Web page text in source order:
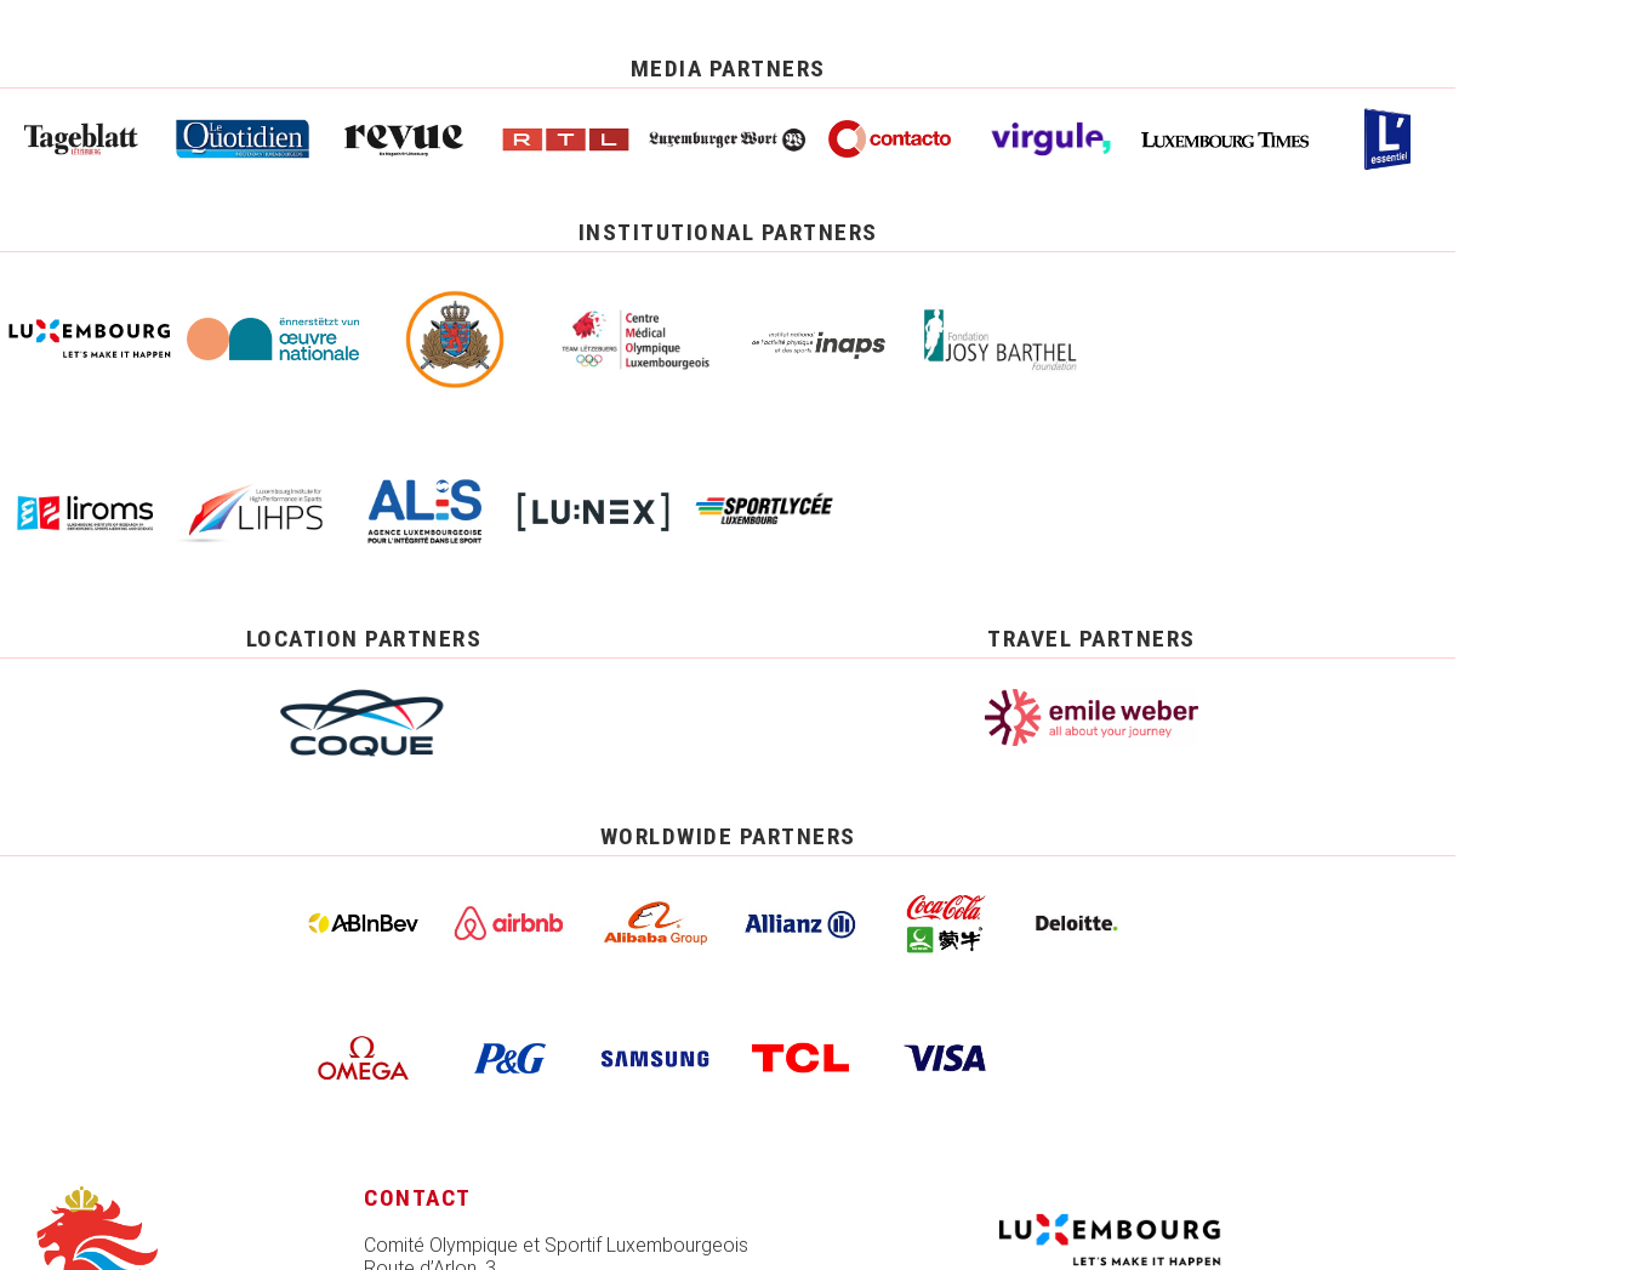
MEDIA PARTNERS
INSTITUTIONAL PARTNERS
LOCATION PARTNERS TRAVEL PARTNERS
WORLDWIDE PARTNERS
CONTACT
Comité Olympique et Sportif Luxembourgeois